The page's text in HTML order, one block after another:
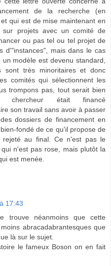
de la recherche (en
qui est de mise maintenant en
sur projets avec un comité de
ou pas tel ou tel projet de
d'"instances", mais dans le cas
modèle est devenu standard,
sont très minoritaires et donc
comités qui sélectionnent les
trompons pas, tout serait bien
chercheur était financé
son travail sans avoir à passer
dossiers de financement en
fondé de ce qu'il propose de
au final. Ce n'est pas le
n'est pas rose, mais plutôt la
est menée.
17:43
trouve néanmoins que cette
abracadabrantesques que
là sur le sujet.
le fameux Boson on en fait